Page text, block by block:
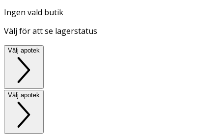
Ingen vald butik
Välj för att se lagerstatus
Välj apotek
Välj apotek